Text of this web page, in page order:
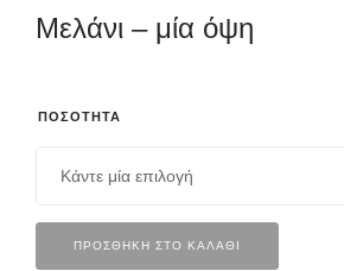
Μελάνι – μία όψη
ΠΟΣΌΤΗΤΑ
ΠΡΟΣΘΉΚΗ ΣΤΟ ΚΑΛΆΘΙ